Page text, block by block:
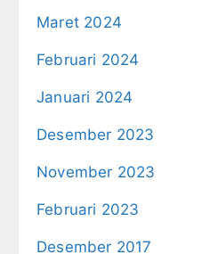
Maret 2024
Februari 2024
Januari 2024
Desember 2023
November 2023
Februari 2023
Desember 2017